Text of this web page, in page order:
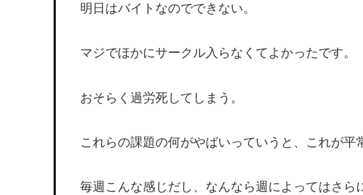
明日はバイトなのでできない。
マジでほかにサークル入らなくてよかったです。
おそらく過労死してしまう。
これらの課題の何がやばいっていうと、これが平
毎週こんな感じだし、なんなら週によってはさら